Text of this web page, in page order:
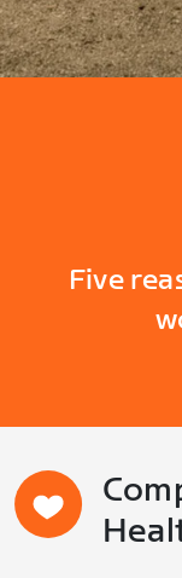
Five